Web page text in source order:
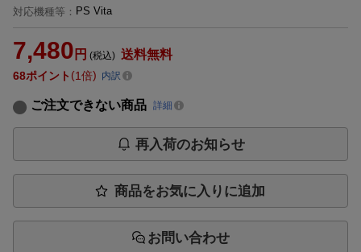
対応機種等 ： PS Vita
7,480 円 (税込) 送料無料
68ポイント 1倍 内訳
ご注文できない商品 詳細
再入荷のお知らせ
商品をお気に入りに追加
お問い合わせ